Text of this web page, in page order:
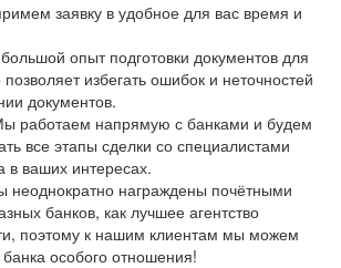
заявку в удобное для вас время и
опыт подготовки документов для
позволяет избегать ошибок и неточностей
документов.
работаем напрямую с банками и будем
все этапы сделки со специалистами
в ваших интересах.
неоднократно награждены почётными
банков, как лучшее агентство
поэтому к нашим клиентам мы можем
банка особого отношения!